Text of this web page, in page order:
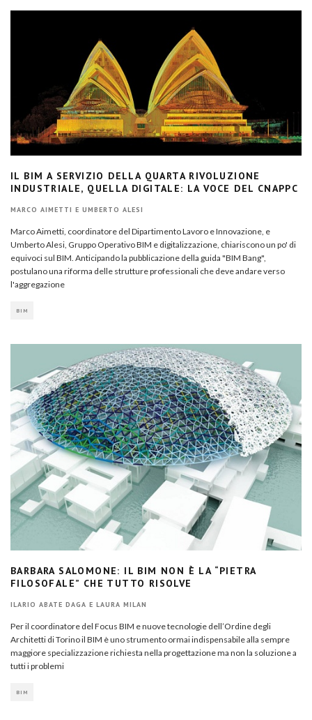
IL BIM A SERVIZIO DELLA QUARTA RIVOLUZIONE
INDUSTRIALE, QUELLA DIGITALE: LA VOCE DEL CNAPPC
MARCO AIMETTI E UMBERTO ALESI
Marco Aimetti, coordinatore del Dipartimento Lavoro e Innovazione, e
Umberto Alesi, Gruppo Operativo BIM e digitalizzazione, chiariscono un po' di
equivoci sul BIM. Anticipando la pubblicazione della guida "BIM Bang",
postulano una riforma delle strutture professionali che deve andare verso
l'aggregazione
BIM
BARBARA SALOMONE: IL BIM NON È LA “PIETRA
FILOSOFALE” CHE TUTTO RISOLVE
ILARIO ABATE DAGA E LAURA MILAN
Per il coordinatore del Focus BIM e nuove tecnologie dell’Ordine degli
Architetti di Torino il BIM è uno strumento ormai indispensabile alla sempre
maggiore specializzazione richiesta nella progettazione ma non la soluzione a
tutti i problemi
BIM